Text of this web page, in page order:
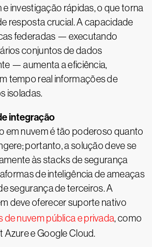
e investigação rápidas, o que torna
resposta crucial. A capacidade
federadas — executando
conjuntos de dados
— aumenta a eficiência,
tempo real informações de
isoladas.
integração
em nuvem é tão poderoso quanto
portanto, a solução deve se
às stacks de segurança
de inteligência de ameaças
segurança de terceiros. A
deve oferecer suporte nativo
de nuvem pública e privada, como
Azure e Google Cloud.